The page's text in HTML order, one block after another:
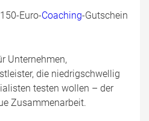
Euro-Coaching-Gutschein
Unternehmen,
die niedrigschwellig
testen wollen – der
Zusammenarbeit.